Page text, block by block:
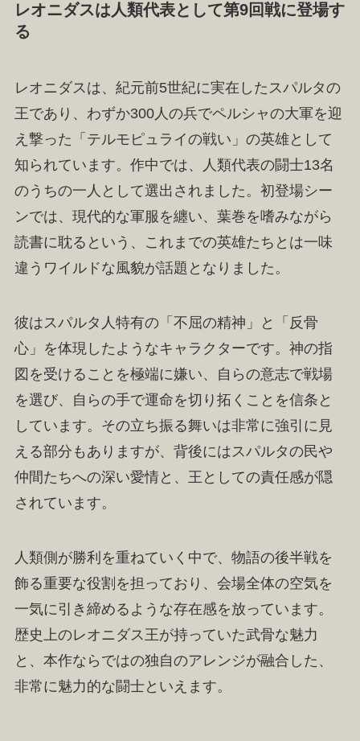
レオニダスは人類代表として第9回戦に登場す
る
レオニダスは、紀元前5世紀に実在したスパルタの
王であり、わずか300人の兵でペルシャの大軍を迎
え撃った「テルモピュライの戦い」の英雄として
知られています。作中では、人類代表の闘士13名
のうちの一人として選出されました。初登場シー
ンでは、現代的な軍服を纏い、葉巻を嗜みながら
読書に耽るという、これまでの英雄たちとは一味
違うワイルドな風貌が話題となりました。
彼はスパルタ人特有の「不屈の精神」と「反骨
心」を体現したようなキャラクターです。神の指
図を受けることを極端に嫌い、自らの意志で戦場
を選び、自らの手で運命を切り拓くことを信条と
しています。その立ち振る舞いは非常に強引に見
える部分もありますが、背後にはスパルタの民や
仲間たちへの深い愛情と、王としての責任感が隠
されています。
人類側が勝利を重ねていく中で、物語の後半戦を
飾る重要な役割を担っており、会場全体の空気を
一気に引き締めるような存在感を放っています。
歴史上のレオニダス王が持っていた武骨な魅力
と、本作ならではの独自のアレンジが融合した、
非常に魅力的な闘士といえます。